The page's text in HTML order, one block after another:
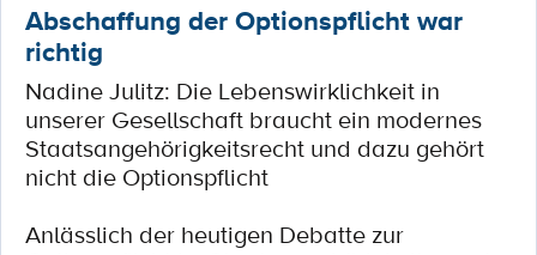
Abschaffung der Optionspflicht war
richtig
Nadine Julitz: Die Lebenswirklichkeit in
unserer Gesellschaft braucht ein modernes
Staatsangehörigkeitsrecht und dazu gehört
nicht die Optionspflicht
Anlässlich der heutigen Debatte zur